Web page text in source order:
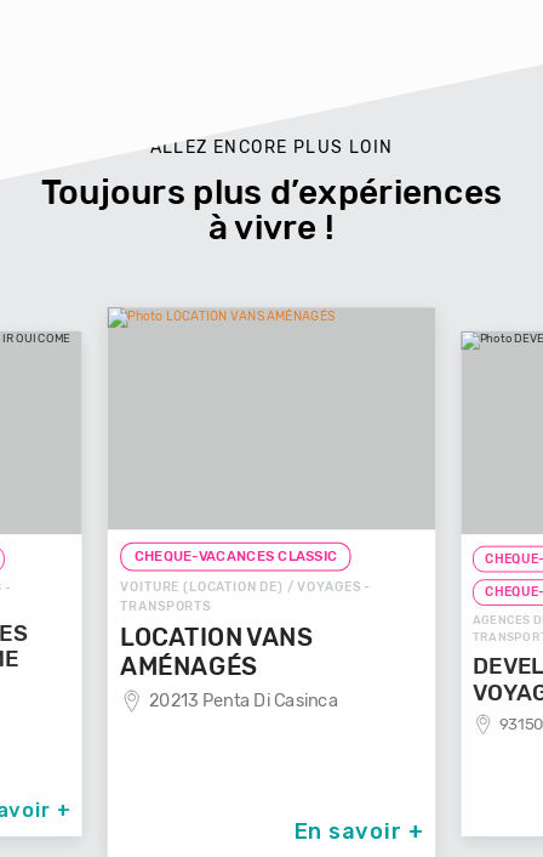
ALLEZ ENCORE PLUS LOIN
Toujours plus d’expériences
à vivre !
CHEQUE-VACANCES CLASSIC
VOITURE (LOCATION DE) / VOYAGES -
LOCATION VANS
AMÉNAGÉS
20213 Penta Di Casinca
En savoir +
CHEQUE-VACANCES
CHEQUE-VACANCES
AGENCES DE VOYAGES /
VOYAGES
93150 Le Blanc